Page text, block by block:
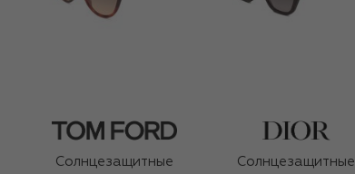
Солнцезащитные
Солнцезащитные